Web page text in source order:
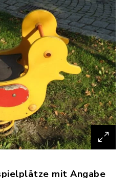
mit Angabe